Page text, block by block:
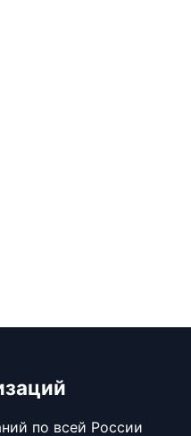
по всей России